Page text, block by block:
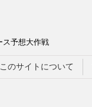
予想大作戦
このサイトについて